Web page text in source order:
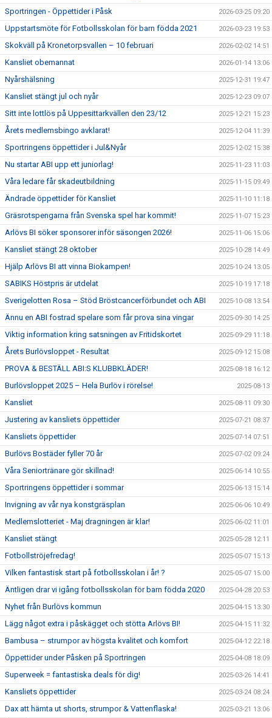
Sportringen - Öppettider i Påsk 2026-03-25 09:20
Uppstartsmöte för Fotbollsskolan för barn födda 2021 2026-03-23 19:53
Skokväll på Kronetorpsvallen – 10 februari 2026-02-02 14:51
Kansliet obemannat 2026-01-14 13:06
Nyårshälsning 2025-12-31 19:47
Kansliet stängt jul och nyår 2025-12-23 09:07
Sitt inte lottlös på Uppesittarkvällen den 23/12 2025-12-21 15:23
Årets medlemsbingo avklarat! 2025-12-04 11:39
Sportringens öppettider i Jul&Nyår 2025-12-02 15:38
Nu startar ABI upp ett juniorlag! 2025-11-23 11:03
Våra ledare får skadeutbildning 2025-11-15 09:49
Ändrade öppettider för Kansliet 2025-11-10 11:18
Gräsrotspengarna från Svenska spel har kommit! 2025-11-07 15:23
Arlövs BI söker sponsorer inför säsongen 2026! 2025-11-06 15:06
Kansliet stängt 28 oktober 2025-10-28 14:49
Hjälp Arlövs BI att vinna Biokampen! 2025-10-24 13:05
SABIKS Höstpris är utdelat 2025-10-19 17:18
Sverigelotten Rosa – Stöd Bröstcancerförbundet och ABI 2025-10-08 13:54
Ännu en ABI fostrad spelare som får prova sina vingar 2025-09-30 14:25
Viktig information kring satsningen av Fritidskortet 2025-09-29 11:18
Årets Burlövsloppet - Resultat 2025-09-12 15:08
PROVA & BESTÄLL ABI:S KLUBBKLÄDER! 2025-08-18 16:12
Burlövsloppet 2025 – Hela Burlöv i rörelse! 2025-08-13
Kansliet 2025-08-11 09:30
Justering av kansliets öppettider 2025-07-21 08:37
Kansliets öppettider 2025-07-14 07:51
Burlövs Bostäder fyller 70 år 2025-07-02 09:24
Våra Seniortränare gör skillnad! 2025-06-14 10:55
Sportringens öppettider i sommar 2025-06-13 15:14
Invigning av vår nya konstgräsplan 2025-06-06 10:49
Medlemslotteriet - Maj dragningen är klar! 2025-06-02 11:01
Kansliet stängt 2025-05-28 12:11
Fotbollströjefredag! 2025-05-07 15:13
Vilken fantastisk start på fotbollsskolan i år! ? 2025-05-07 15:00
Äntligen drar vi igång fotbollsskolan för barn födda 2020 2025-04-28 20:53
Nyhet från Burlövs kommun 2025-04-15 13:30
Lägg något extra i påskägget och stötta Arlövs BI! 2025-04-15 11:32
Bambusa – strumpor av högsta kvalitet och komfort 2025-04-12 22:18
Öppettider under Påsken på Sportringen 2025-04-08 18:09
Superweek = fantastiska deals för dig! 2025-03-26 14:41
Kansliets öppettider 2025-03-24 08:24
Dax att hämta ut shorts, strumpor & Vattenflaska! 2025-03-21 13:06